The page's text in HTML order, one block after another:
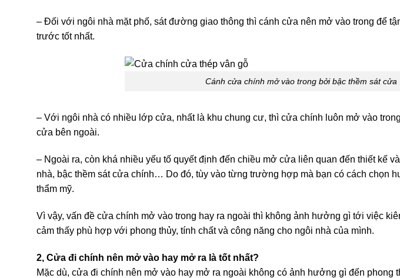
– Đối với ngôi nhà mặt phố, sát đường giao thông thì cánh cửa nên mở vào trong để
trước tốt nhất.
Cánh cửa chính mở vào trong bởi bậc thềm sát cửa
– Với ngôi nhà có nhiều lớp cửa, nhất là khu chung cư, thì cửa chính luôn mở vào
cửa bên ngoài.
– Ngoài ra, còn khá nhiều yếu tố quyết định đến chiều mở cửa liên quan đến thiết kế
nhà, bậc thềm sát cửa chính… Do đó, tùy vào từng trường hợp mà bạn có cách chọn
thẩm mỹ.
Vì vậy, vấn đề cửa chính mở vào trong hay ra ngoài thì không ảnh hưởng gì tới việc
cảm thấy phù hợp với phong thủy, tính chất và công năng cho ngôi nhà của mình.
2, Cửa đi chính nên mở vào hay mở ra là tốt nhất?
Mặc dù, cửa đi chính nên mở vào hay mở ra ngoài không có ảnh hưởng gì đến phong